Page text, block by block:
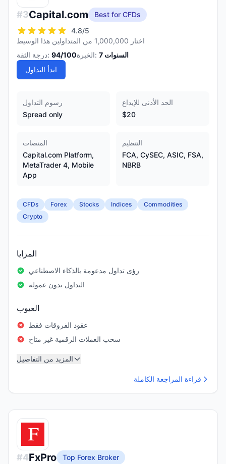
#3Capital.com
Best for CFDs
4.8/5
اختار 1,000,000 من المتداولين هذا الوسيط
درجة الثقة: 94/100 الخبرة: 7 السنوات
ابدأ التداول
رسوم التداول
Spread only
الحد الأدنى للإيداع
$20
المنصات
Capital.com Platform,
MetaTrader 4, Mobile
App
التنظيم
FCA, CySEC, ASIC, FSA,
NBRB
CFDs Forex Stocks Indices
Commodities
Crypto
المزايا
رؤى تداول مدعومة بالذكاء الاصطناعي
التداول بدون عمولة
العيوب
عقود الفروقات فقط
سحب العملات الرقمية غير متاح
المزيد من التفاصيل
قراءة المراجعة الكاملة
#4FxPro
Top Forex Broker